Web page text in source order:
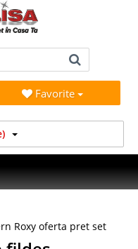
Favorite
Roxy oferta pret set